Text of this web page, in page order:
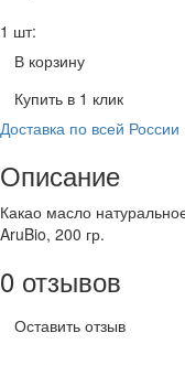
1 шт:
В корзину
Купить в 1 клик
Доставка по всей России
Описание
Какао масло
AruBio, 200 гр.
0 отзывов
Оставить отзыв